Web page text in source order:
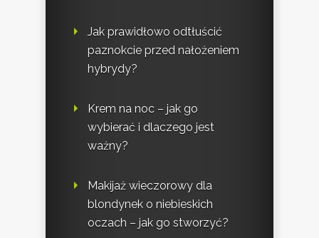
Jak prawidłowo odtłuścić
paznokcie przed nałożeniem
hybrydy?
Krem na noc – jak go
wybierać i dlaczego jest
ważny?
Makijaż wieczorowy dla
blondynek o niebieskich
oczach – jak go stworzyć?